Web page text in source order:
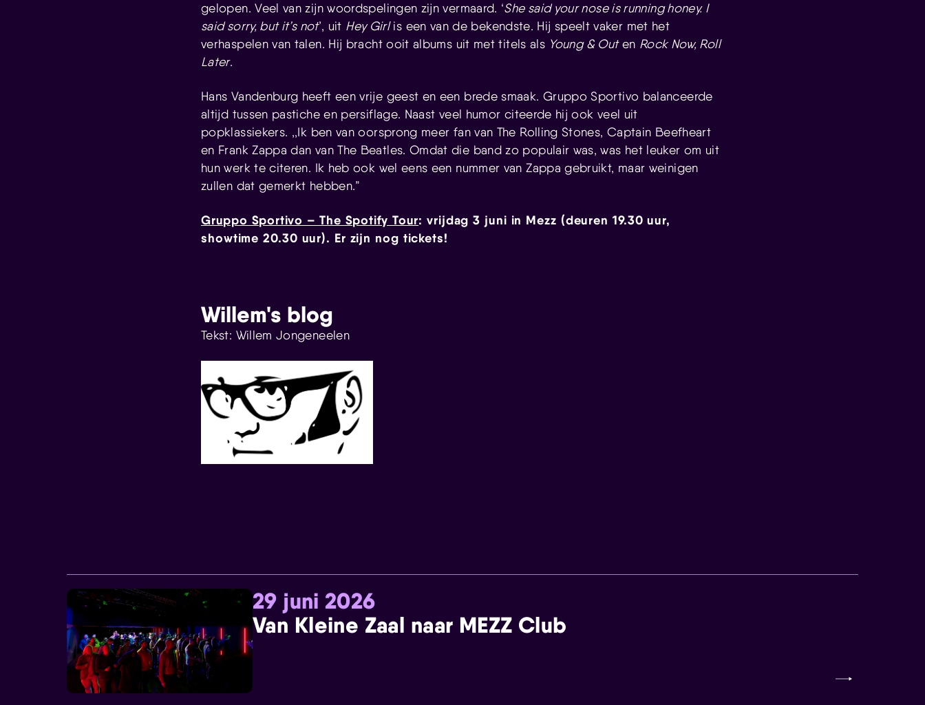
gelopen. Veel van zijn woordspelingen zijn vermaard. ‘She said your nose is running honey. I
said sorry, but it’s not’, uit Hey Girlis een van de bekendste. Hij speelt vaker met het
verhaspelen van talen. Hij bracht ooit albums uit met titels als Young & Outen Rock Now, Roll
Later.
Hans Vandenburg heeft een vrije geest en een brede smaak. Gruppo Sportivo balanceerde
altijd tussen pastiche en persiflage. Naast veel humor citeerde hij ook veel uit
popklassiekers. ,,Ik ben van oorsprong meer fan van The Rolling Stones, Captain Beefheart
en Frank Zappa dan van The Beatles. Omdat die band zo populair was, was het leuker om uit
hun werk te citeren. Ik heb ook wel eens een nummer van Zappa gebruikt, maar weinigen
zullen dat gemerkt hebben.”
Gruppo Sportivo – The Spotify Tour: vrijdag 3 juni in Mezz (deuren 19.30 uur,
showtime 20.30 uur). Er zijn nog tickets!
Willem's blog
Tekst: Willem Jongeneelen
29 juni 2026
Van Kleine Zaal naar MEZZ Club